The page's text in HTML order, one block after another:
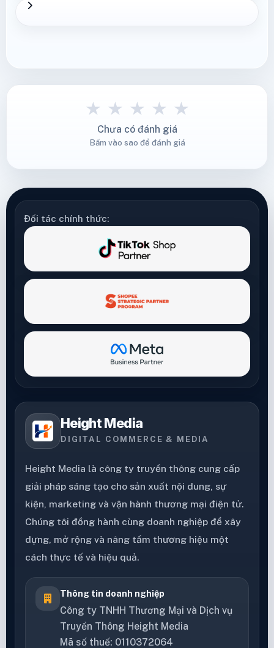
★ ★ ★ ★ ★
Chưa có đánh giá
Bấm vào sao để đánh giá
Đối tác chính thức:
Height Media
DIGITAL COMMERCE & MEDIA
Height Media là công ty truyền thông cung cấp
giải pháp sáng tạo cho sản xuất nội dung, sự
kiện, marketing và vận hành thương mại điện tử.
Chúng tôi đồng hành cùng doanh nghiệp để xây
dựng, mở rộng và nâng tầm thương hiệu một
cách thực tế và hiệu quả.
Thông tin doanh nghiệp
Công ty TNHH Thương Mại và Dịch vụ
Truyền Thông Height Media
Mã số thuế: 0110372064